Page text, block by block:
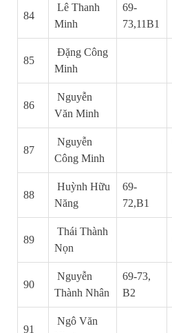
84
Lê Thanh
Minh
69-
73,11B1
85
Đặng Công
Minh
86
Nguyễn
Văn Minh
87
Nguyễn
Công Minh
88
Huỳnh Hữu
Năng
69-
72,B1
89
Thái Thành
Nọn
90
Nguyễn
Thành Nhân
69-73,
B2
91
Ngô Văn